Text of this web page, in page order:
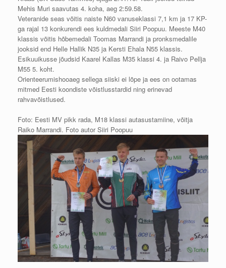
Mehis Muri saavutas 4. koha, aeg 2:59.58.
Veteranide seas võitis naiste N60 vanuseklassi 7,1 km ja 17 KP-
ga rajal 13 konkurendi ees kuldmedali Siiri Poopuu. Meeste M40
klassis võitis hõbemedali Toomas Marrandi ja pronksmedalile
jooksid end Helle Hallik N35 ja Kersti Ehala N55 klassis.
Esikuuikusse jõudsid Kaarel Kallas M35 klassi 4. ja Raivo Pellja
M55 5. koht.
Orienteerumishooaeg sellega siiski ei lõpe ja ees on ootamas
mitmed Eesti koondiste võistlusstardid ning erinevad
rahvavõistlused.
Foto: Eesti MV pikk rada, M18 klassi autasustamiine, võitja
Raiko Marrandi. Foto autor Siiri Poopuu